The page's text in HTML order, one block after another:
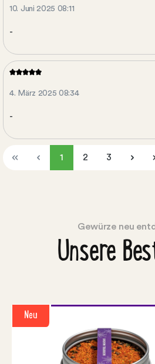
10. Juni 2025 08:11
-
4. März 2025 08:34
-
1 2 3
Gewürze neu
Unsere
Neu